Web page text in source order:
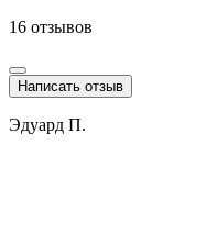
16 отзывов
Написать отзыв
Эдуард П.